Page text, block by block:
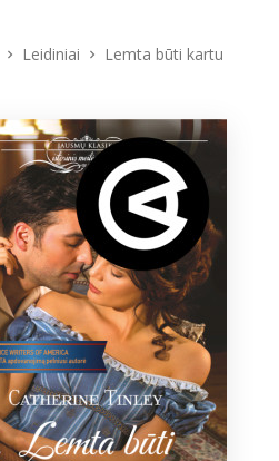
Leidiniai Lemta būti kartu